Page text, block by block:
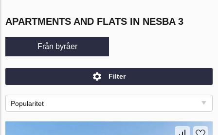
APARTMENTS AND FLATS IN NESBA 3
Från byråer
Filter
Popularitet